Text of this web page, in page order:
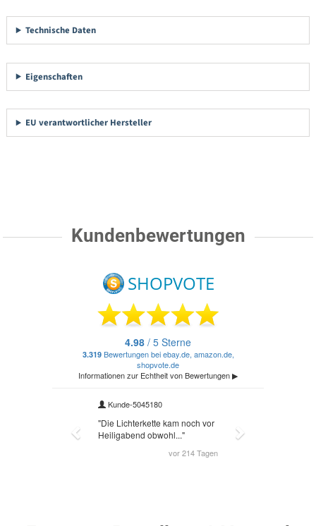
Technische Daten
Eigenschaften
EU verantwortlicher Hersteller
Kundenbewertungen